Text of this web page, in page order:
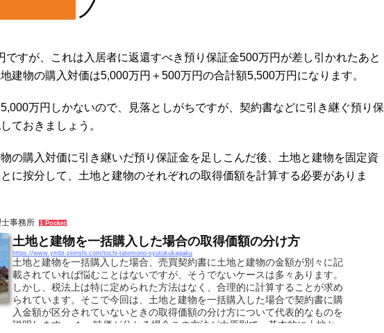
ですが、これは入居者に返還すべき預り保証金500万円が差し引かれたあと
建物の購入対価は5,000万円＋500万円の合計額5,500万円になります。
万円しかないので、見落としがちですが、契約書などに引き継ぐ預り保
ておきましょう。
の購入対価に引き継いだ預り保証金を足しこんだ後、土地と建物を固定資
に按分して、土地と建物のそれぞれの取得価額を計算する必要がありま
事務所 1 Pocket
土地と建物を一括購入した場合の取得価額の分け方
https://www.ymbt-zeirishi.com/tochi-tatemono-syutokukagaku
土地と建物を一括購入した場合、売買契約書に土地と建物の金額が別々に記
載されていれば悩むことはないですが、そうでないケースは多々あります。
しかし、税法上は特に定められた方法はなく、合理的に計算することが求め
られています。そこで今回は、土地と建物を一括購入した場合で契約書に購
入金額が区分されていないときの取得価額の分け方について代表的なものを
説明します。 １．時価が分かる場合この方法が大原則で、基本的に土地と